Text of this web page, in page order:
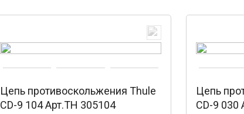
Цепь противоскольжения Thule
CD-9 104 Арт.TH 305104
Цепь
CD-9 030